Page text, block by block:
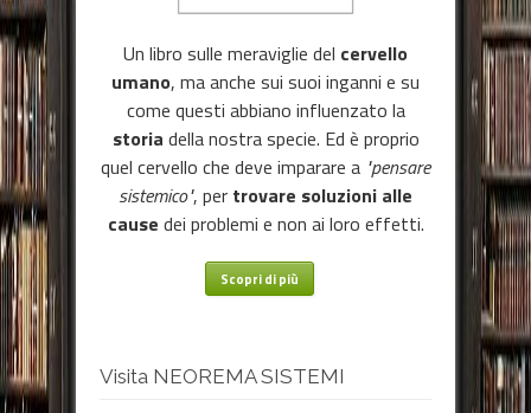
Un libro sulle meraviglie del cervello
umano, ma anche sui suoi inganni e su
come questi abbiano influenzato la
storia della nostra specie. Ed è proprio
quel cervello che deve imparare a "pensare
sistemico", per trovare soluzioni alle
cause dei problemi e non ai loro effetti.
Scopri di più
Visita NEOREMA SISTEMI